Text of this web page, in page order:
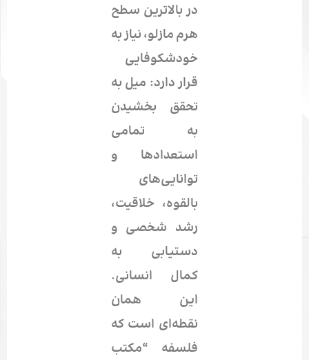
در بالاترین سطح
هرم مازلو، نیاز به
خودشکوفایی
قرار دارد: میل به
تحقق بخشیدن
به تمامی
استعدادها و
توانایی‌های
بالقوه، خلاقیت،
رشد شخصی و
دستیابی به
کمال انسانی.
این همان
نقطه‌ای است که
فلسفه “مکتب